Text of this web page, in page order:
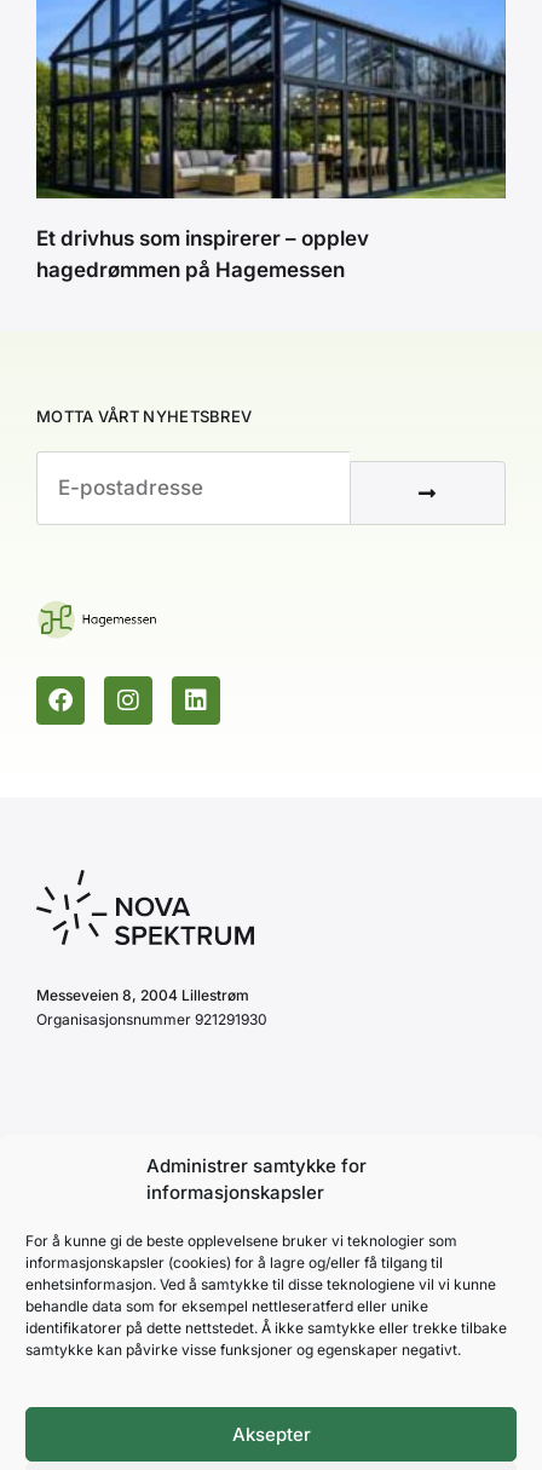
Administrer samtykke for
informasjonskapsler
For å kunne gi de beste opplevelsene bruker vi teknologier som
informasjonskapsler (cookies) for å lagre og/eller få tilgang til
enhetsinformasjon. Ved å samtykke til disse teknologiene vil vi kunne
behandle data som for eksempel nettleseratferd eller unike
identifikatorer på dette nettstedet. Å ikke samtykke eller trekke tilbake
samtykke kan påvirke visse funksjoner og egenskaper negativt.
Aksepter
Et drivhus som inspirerer – opplev
hagedrømmen på Hagemessen
MOTTA VÅRT NYHETSBREV
Messeveien 8, 2004 Lillestrøm
Organisasjonsnummer 921291930
Cookie Policy (EU)